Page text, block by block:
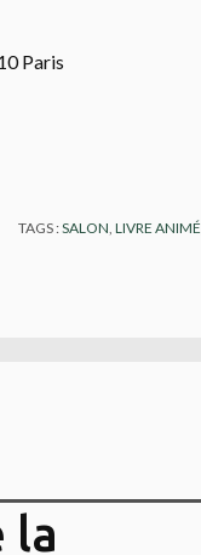
Paris
TAGS :SALON ,LIVRE ANIMÉ
la